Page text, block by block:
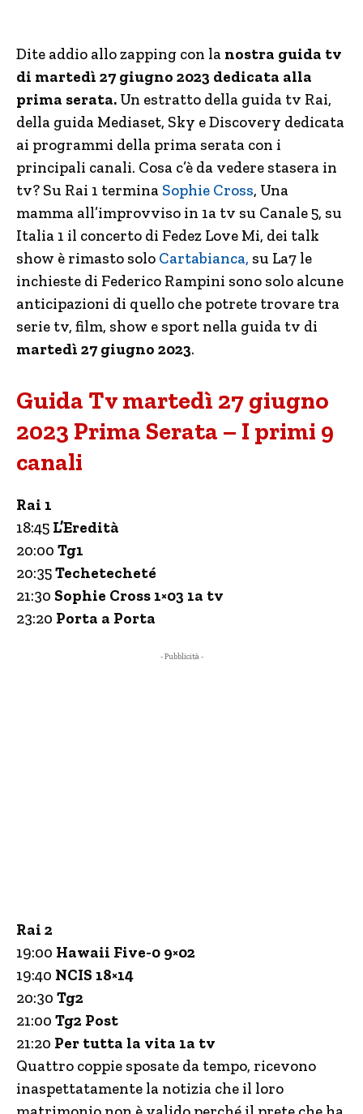
Dite addio allo zapping con la nostra guida tv
di martedì 27 giugno 2023 dedicata alla
prima serata. Un estratto della guida tv Rai,
della guida Mediaset, Sky e Discovery dedicata
ai programmi della prima serata con i
principali canali. Cosa c’è da vedere stasera in
tv? Su Rai 1 termina Sophie Cross, Una
mamma all’improvviso in 1a tv su Canale 5, su
Italia 1 il concerto di Fedez Love Mi, dei talk
show è rimasto solo Cartabianca, su La7 le
inchieste di Federico Rampini sono solo alcune
anticipazioni di quello che potrete trovare tra
serie tv, film, show e sport nella guida tv di
martedì 27 giugno 2023.
Guida Tv martedì 27 giugno
2023 Prima Serata – I primi 9
canali
Rai 1
18:45 L’Eredità
20:00 Tg1
20:35Techetecheté
21:30 Sophie Cross 1×03 1a tv
23:20 Porta a Porta
- Pubblicità -
Rai 2
19:00 Hawaii Five-0 9×02
19:40 NCIS 18×14
20:30 Tg2
21:00 Tg2 Post
21:20 Per tutta la vita 1a tv
Quattro coppie sposate da tempo, ricevono
inaspettatamente la notizia che il loro